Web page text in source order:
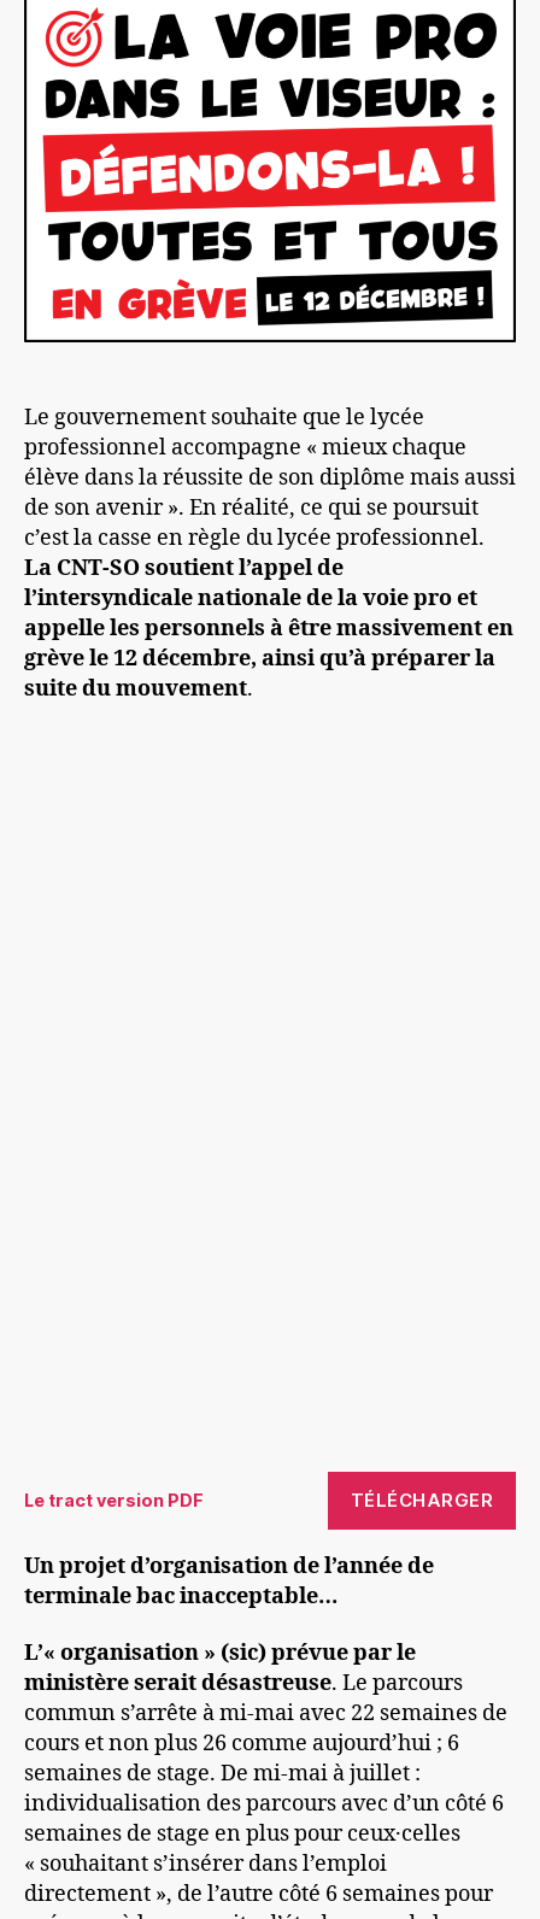
Le gouvernement souhaite que le lycée
professionnel accompagne « mieux chaque
élève dans la réussite de son diplôme mais aussi
de son avenir ». En réalité, ce qui se poursuit
c’est la casse en règle du lycée professionnel.
La CNT-SO soutient l’appel de
l’intersyndicale nationale de la voie pro et
appelle les personnels à être massivement en
grève le 12 décembre, ainsi qu’à préparer la
suite du mouvement.
Le tract version PDF TÉLÉCHARGER
Un projet d’organisation de l’année de
terminale bac inacceptable…
L’« organisation » (sic) prévue par le
ministère serait désastreuse. Le parcours
commun s’arrête à mi-mai avec 22 semaines de
cours et non plus 26 comme aujourd’hui ; 6
semaines de stage. De mi-mai à juillet :
individualisation des parcours avec d’un côté 6
semaines de stage en plus pour ceux·celles
« souhaitant s’insérer dans l’emploi
directement », de l’autre côté 6 semaines pour